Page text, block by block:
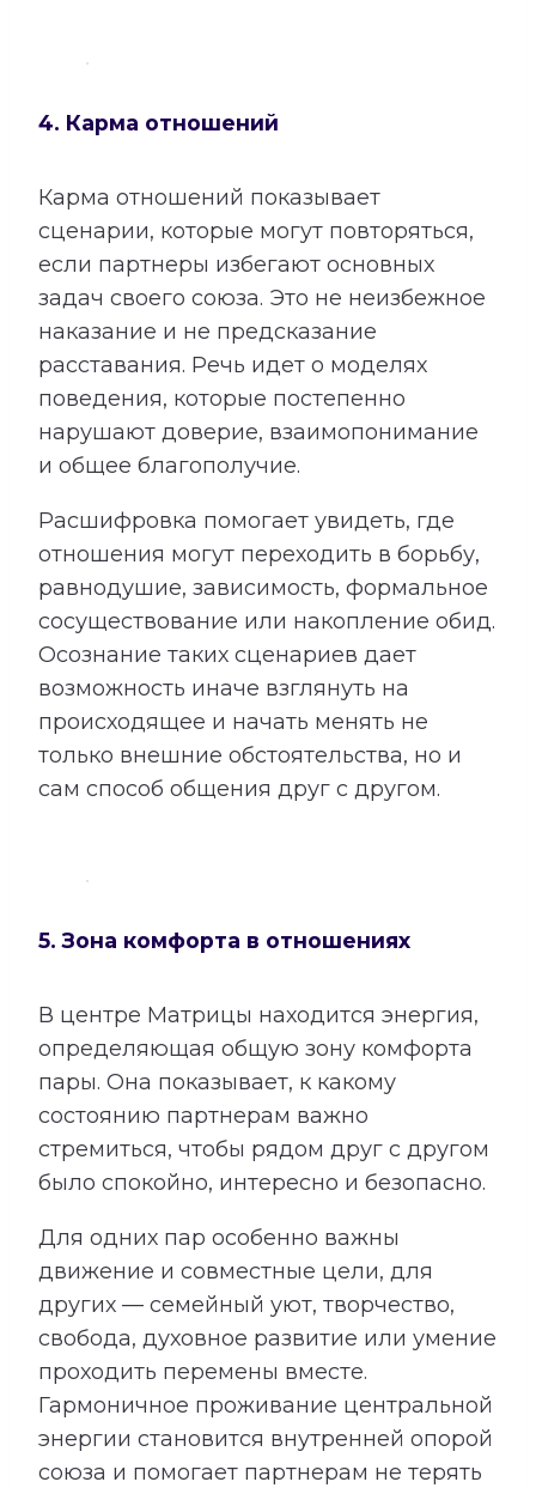
4. Карма отношений
Карма отношений показывает
сценарии, которые могут повторяться,
если партнеры избегают основных
задач своего союза. Это не неизбежное
наказание и не предсказание
расставания. Речь идет о моделях
поведения, которые постепенно
нарушают доверие, взаимопонимание
и общее благополучие.
Расшифровка помогает увидеть, где
отношения могут переходить в борьбу,
равнодушие, зависимость, формальное
сосуществование или накопление обид.
Осознание таких сценариев дает
возможность иначе взглянуть на
происходящее и начать менять не
только внешние обстоятельства, но и
сам способ общения друг с другом.
5. Зона комфорта в отношениях
В центре Матрицы находится энергия,
определяющая общую зону комфорта
пары. Она показывает, к какому
состоянию партнерам важно
стремиться, чтобы рядом друг с другом
было спокойно, интересно и безопасно.
Для одних пар особенно важны
движение и совместные цели, для
других — семейный уют, творчество,
свобода, духовное развитие или умение
проходить перемены вместе.
Гармоничное проживание центральной
энергии становится внутренней опорой
союза и помогает партнерам не терять